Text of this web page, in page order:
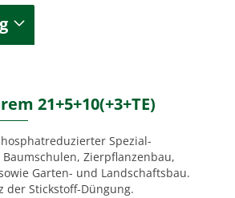
21+5+10(+3+TE)
Spezial-
Zierpflanzenbau,
Garten- und Landschaftsbau.
der Stickstoff-Düngung.